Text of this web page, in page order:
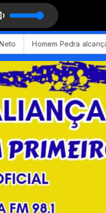
Homem Pedra alcança